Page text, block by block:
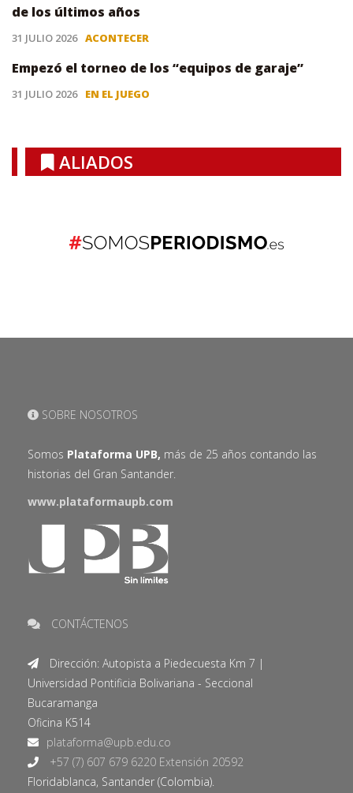
de los últimos años
31 JULIO 2026 ACONTECER
Empezó el torneo de los “equipos de garaje”
31 JULIO 2026 EN EL JUEGO
ALIADOS
SOBRE NOSOTROS
Somos Plataforma UPB, más de 25 años contando las
historias del Gran Santander.
www.plataformaupb.com
CONTÁCTENOS
Dirección: Autopista a Piedecuesta Km 7 |
Universidad Pontificia Bolivariana - Seccional
Bucaramanga
Oficina K514
+57 (7) 607 679 6220 Extensión 20592
Floridablanca, Santander (Colombia).